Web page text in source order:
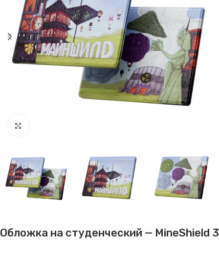
Обложка на студенческий — MineShield 3